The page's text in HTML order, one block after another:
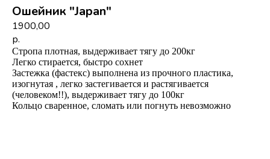
Ошейник "Japan"
1900,00
р.
Стропа плотная, выдерживает тягу до 200кг
Легко стирается, быстро сохнет
Застежка (фастекс) выполнена из прочного пластика,
изогнутая , легко застегивается и растягивается
(человеком!!), выдерживает тягу до 100кг
Кольцо сваренное, сломать или погнуть невозможно